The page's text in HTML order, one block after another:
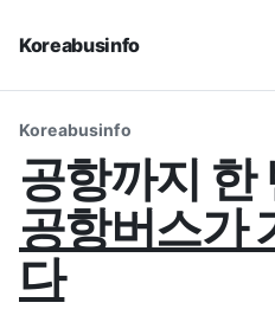
Koreabusinfo
Koreabusinfo
공항까지 한
공항버스가
다